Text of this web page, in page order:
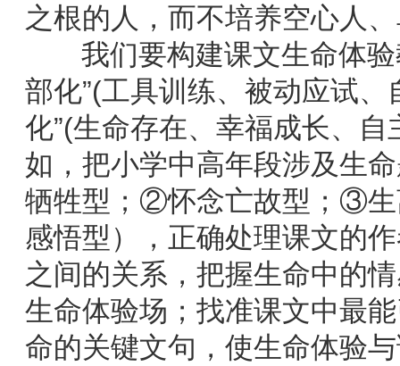
之根的人，而不培养空心人
我们要构建课文生命体验
部化”(工具训练、被动应试
化”(生命存在、幸福成长、
如，把小学中高年段涉及生
牺牲型；②怀念亡故型；③
感悟型），正确处理课文的
之间的关系，把握生命中的
生命体验场；找准课文中最
命的关键文句，使生命体验